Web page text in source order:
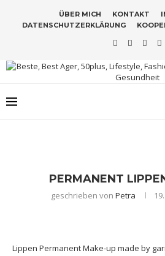
ÜBER MICH KONTAKT
DATENSCHUTZERKLÄRUNG
PERMANENT
geschrieben von Petra
Lippen Permanent Make-up made by